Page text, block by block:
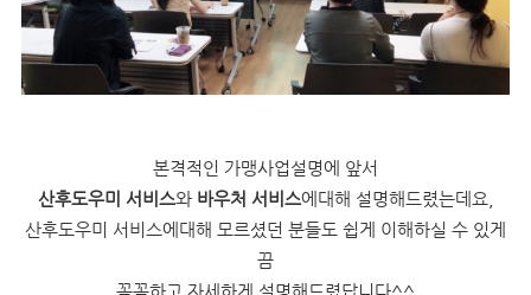
본격적인 가맹사업설명에 앞서
산후도우미 서비스와 바우처 서비스에대해 설명해드렸는데요,
산후도우미 서비스에대해 모르셨던 분들도 쉽게 이해하실 수 있게
끔